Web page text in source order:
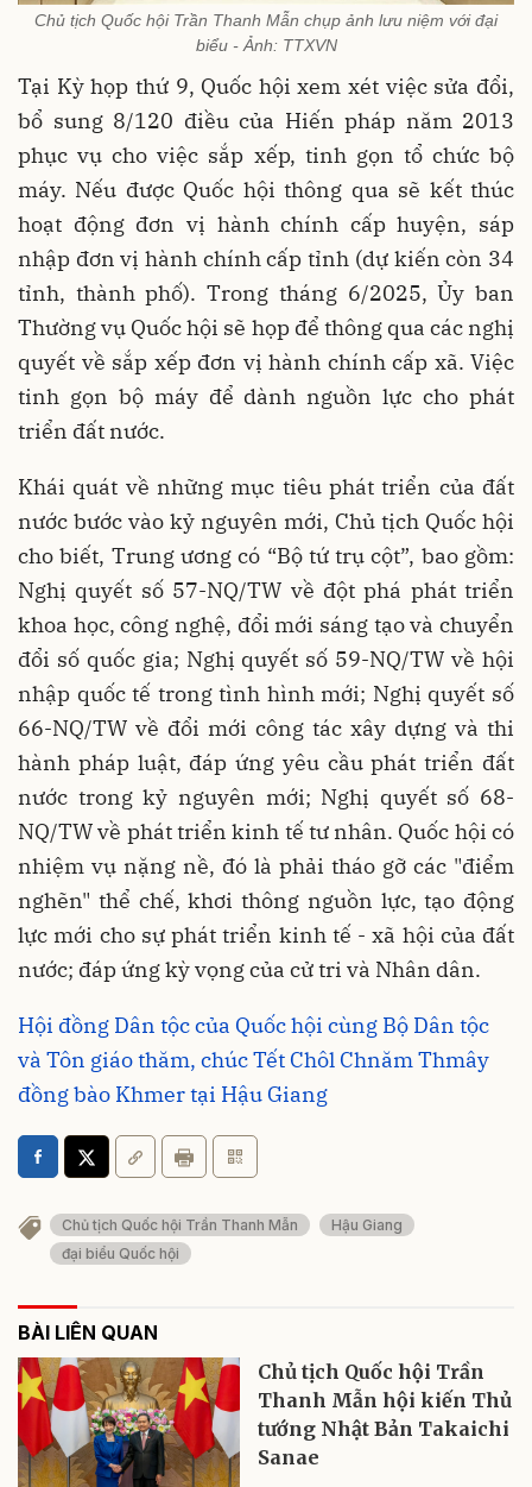
Chủ tịch Quốc hội Trần Thanh Mẫn chụp ảnh lưu niệm với đại
biểu - Ảnh: TTXVN
Tại Kỳ họp thứ 9, Quốc hội xem xét việc sửa đổi,
bổ sung 8/120 điều của Hiến pháp năm 2013
phục vụ cho việc sắp xếp, tinh gọn tổ chức bộ
máy. Nếu được Quốc hội thông qua sẽ kết thúc
hoạt động đơn vị hành chính cấp huyện, sáp
nhập đơn vị hành chính cấp tỉnh (dự kiến còn 34
tỉnh, thành phố). Trong tháng 6/2025, Ủy ban
Thường vụ Quốc hội sẽ họp để thông qua các nghị
quyết về sắp xếp đơn vị hành chính cấp xã. Việc
tinh gọn bộ máy để dành nguồn lực cho phát
triển đất nước.
Khái quát về những mục tiêu phát triển của đất
nước bước vào kỷ nguyên mới, Chủ tịch Quốc hội
cho biết, Trung ương có “Bộ tứ trụ cột”, bao gồm:
Nghị quyết số 57-NQ/TW về đột phá phát triển
khoa học, công nghệ, đổi mới sáng tạo và chuyển
đổi số quốc gia; Nghị quyết số 59-NQ/TW về hội
nhập quốc tế trong tình hình mới; Nghị quyết số
66-NQ/TW về đổi mới công tác xây dựng và thi
hành pháp luật, đáp ứng yêu cầu phát triển đất
nước trong kỷ nguyên mới; Nghị quyết số 68-
NQ/TW về phát triển kinh tế tư nhân. Quốc hội có
nhiệm vụ nặng nề, đó là phải tháo gỡ các "điểm
nghẽn" thể chế, khơi thông nguồn lực, tạo động
lực mới cho sự phát triển kinh tế - xã hội của đất
nước; đáp ứng kỳ vọng của cử tri và Nhân dân.
Hội đồng Dân tộc của Quốc hội cùng Bộ Dân tộc
và Tôn giáo thăm, chúc Tết Chôl Chnăm Thmây
đồng bào Khmer tại Hậu Giang
Chủ tịch Quốc hội Trần Thanh Mẫn
Hậu Giang
đại biểu Quốc hội
BÀI LIÊN QUAN
Chủ tịch Quốc hội Trần
Thanh Mẫn hội kiến Thủ
tướng Nhật Bản Takaichi
Sanae